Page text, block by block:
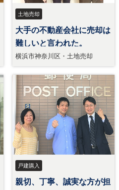
土地売却
大手の不動産会社に売却は
難しいと言われた。
横浜市神奈川区・土地売却
戸建購入
親切、丁寧、誠実な方が担